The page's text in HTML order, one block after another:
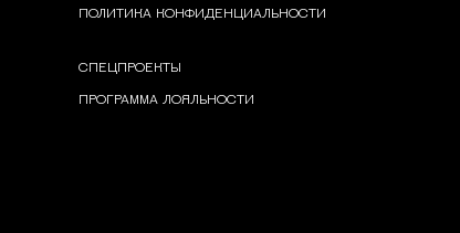
ПОЛИТИКА КОНФИДЕНЦИАЛЬНОСТИ
СПЕЦПРОЕКТЫ
ПРОГРАММА ЛОЯЛЬНОСТИ